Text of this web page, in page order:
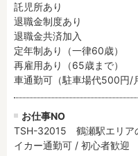
託児所あり
退職金制度あり
退職金共済加入
定年制あり（一律60歳）
再雇用あり（65歳まで）
車通勤可（駐車場代500円/
お仕事NO
TSH-32015 鶴瀬駅エリア
イカー通勤可 / 初心者歓迎